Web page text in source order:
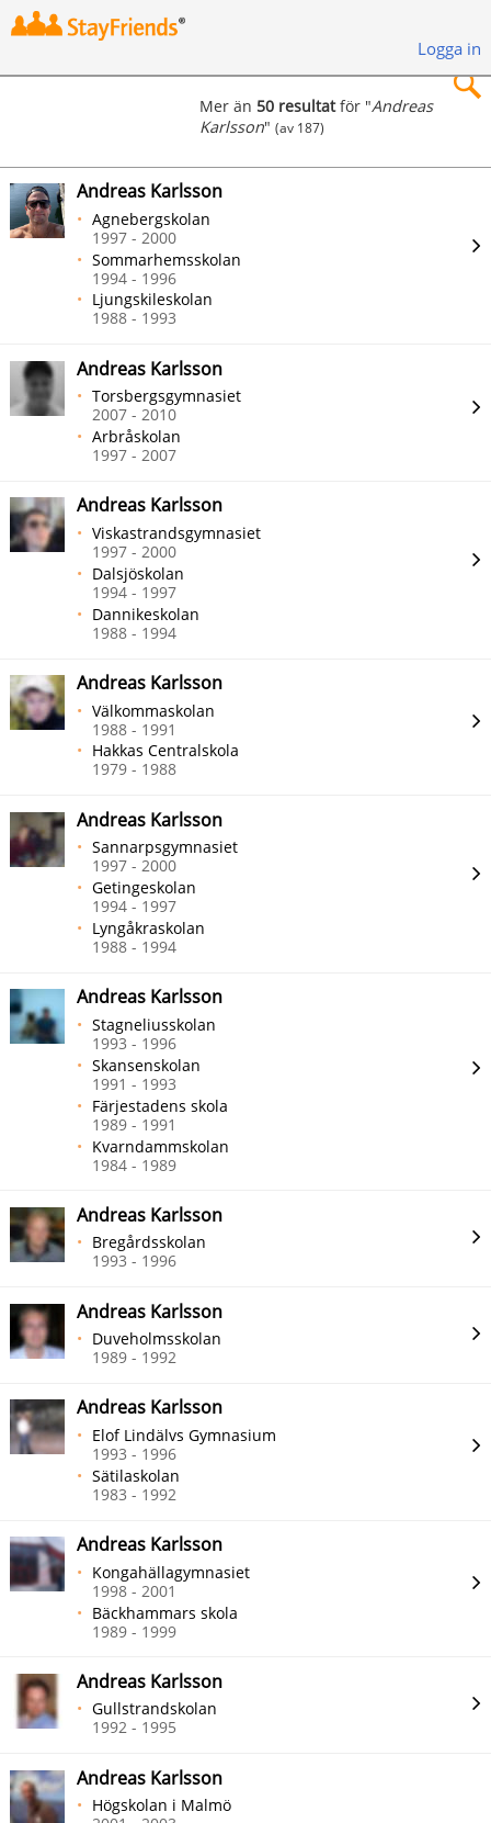
Logga in
Sök
Mer än 50 resultatför "Andreas
Karlsson" (av 187)
Andreas Karlsson
Agnebergskolan
1997 - 2000
Sommarhemsskolan
1994 - 1996
Ljungskileskolan
1988 - 1993
Andreas Karlsson
Torsbergsgymnasiet
2007 - 2010
Arbråskolan
1997 - 2007
Andreas Karlsson
Viskastrandsgymnasiet
1997 - 2000
Dalsjöskolan
1994 - 1997
Dannikeskolan
1988 - 1994
Andreas Karlsson
Välkommaskolan
1988 - 1991
Hakkas Centralskola
1979 - 1988
Andreas Karlsson
Sannarpsgymnasiet
1997 - 2000
Getingeskolan
1994 - 1997
Lyngåkraskolan
1988 - 1994
Andreas Karlsson
Stagneliusskolan
1993 - 1996
Skansenskolan
1991 - 1993
Färjestadens skola
1989 - 1991
Kvarndammskolan
1984 - 1989
Andreas Karlsson
Bregårdsskolan
1993 - 1996
Andreas Karlsson
Duveholmsskolan
1989 - 1992
Andreas Karlsson
Elof Lindälvs Gymnasium
1993 - 1996
Sätilaskolan
1983 - 1992
Andreas Karlsson
Kongahällagymnasiet
1998 - 2001
Bäckhammars skola
1989 - 1999
Andreas Karlsson
Gullstrandskolan
1992 - 1995
Andreas Karlsson
Högskolan i Malmö